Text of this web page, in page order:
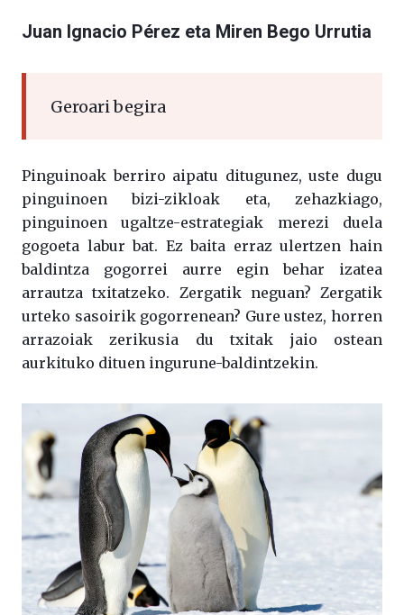
Juan Ignacio Pérez eta Miren Bego Urrutia
Geroari begira
Pinguinoak berriro aipatu ditugunez, uste dugu
pinguinoen bizi-zikloak eta, zehazkiago,
pinguinoen ugaltze-estrategiak merezi duela
gogoeta labur bat. Ez baita erraz ulertzen hain
baldintza gogorrei aurre egin behar izatea
arrautza txitatzeko. Zergatik neguan? Zergatik
urteko sasoirik gogorrenean? Gure ustez, horren
arrazoiak zerikusia du txitak jaio ostean
aurkituko dituen ingurune-baldintzekin.